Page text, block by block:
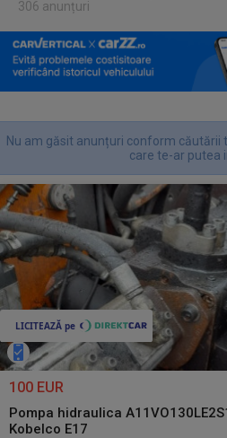
306 anunțuri
Nu am găsit anunțuri conform căutării
care te-ar putea
100 EUR
Pompa hidraulica
Kobelco E17